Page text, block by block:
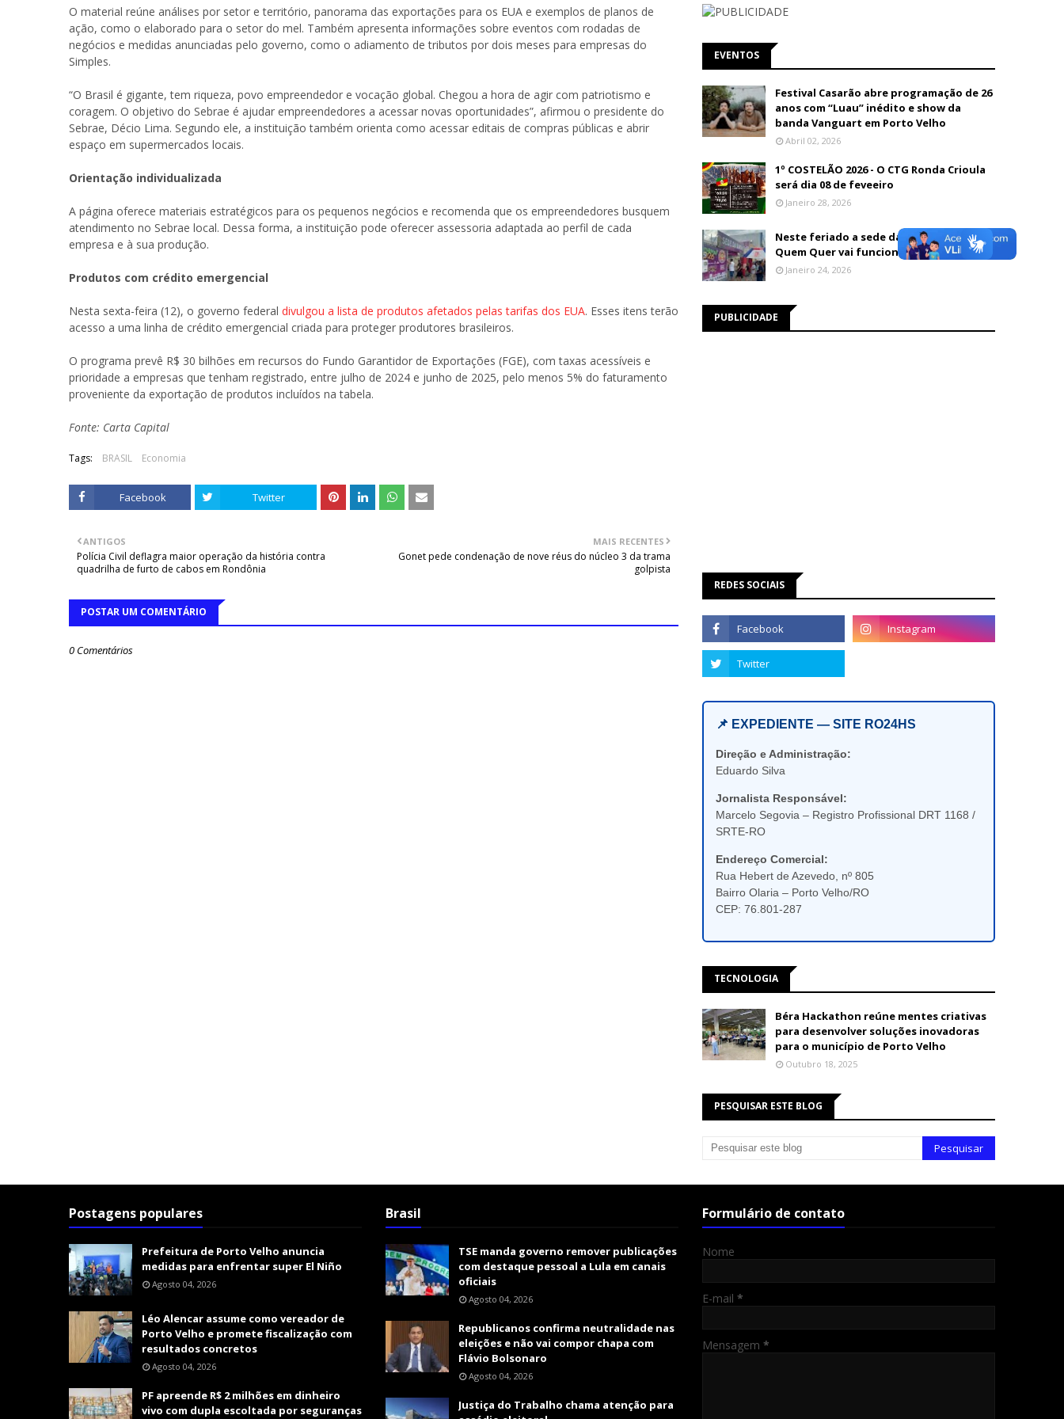
O material reúne análises por setor e território, panorama das exportações para os EUA e exemplos de planos de
ação, como o elaborado para o setor do mel. Também apresenta informações sobre eventos com rodadas de
negócios e medidas anunciadas pelo governo, como o adiamento de tributos por dois meses para empresas do
Simples.
“O Brasil é gigante, tem riqueza, povo empreendedor e vocação global. Chegou a hora de agir com patriotismo e
coragem. O objetivo do Sebrae é ajudar empreendedores a acessar novas oportunidades”, afirmou o presidente do
Sebrae, Décio Lima. Segundo ele, a instituição também orienta como acessar editais de compras públicas e abrir
espaço em supermercados locais.
Orientação individualizada
A página oferece materiais estratégicos para os pequenos negócios e recomenda que os empreendedores busquem
atendimento no Sebrae local. Dessa forma, a instituição pode oferecer assessoria adaptada ao perfil de cada
empresa e à sua produção.
Produtos com crédito emergencial
Nesta sexta-feira (12), o governo federal divulgou a lista de produtos afetados pelas tarifas dos EUA. Esses itens terão
acesso a uma linha de crédito emergencial criada para proteger produtores brasileiros.
O programa prevê R$ 30 bilhões em recursos do Fundo Garantidor de Exportações (FGE), com taxas acessíveis e
prioridade a empresas que tenham registrado, entre julho de 2024 e junho de 2025, pelo menos 5% do faturamento
proveniente da exportação de produtos incluídos na tabela.
Fonte: Carta Capital
Tags: BRASIL Economia
Facebook Twitter
MAIS RECENTES
Gonet pede condenação de nove réus do núcleo 3 da trama
golpista
ANTIGOS
Polícia Civil deflagra maior operação da história contra
quadrilha de furto de cabos em Rondônia
POSTAR UM COMENTÁRIO
0 Comentários
EVENTOS
Festival Casarão abre programação de 26
anos com “Luau” inédito e show da
banda Vanguart em Porto Velho
Abril 02, 2026
1º COSTELÃO 2026 - O CTG Ronda Crioula
será dia 08 de feveeiro
Janeiro 28, 2026
Neste feriado a sede da Banda do Vai
Quem Quer vai funcionar até às 13h
Janeiro 24, 2026
PUBLICIDADE
REDES SOCIAIS
📌 EXPEDIENTE — SITE RO24HS
Direção e Administração:
Eduardo Silva
Jornalista Responsável:
Marcelo Segovia – Registro Profissional DRT 1168 /
SRTE-RO
Endereço Comercial:
Rua Hebert de Azevedo, nº 805
Bairro Olaria – Porto Velho/RO
CEP: 76.801-287
TECNOLOGIA
Béra Hackathon reúne mentes criativas
para desenvolver soluções inovadoras
para o município de Porto Velho
Outubro 18, 2025
PESQUISAR ESTE BLOG
Postagens populares
Prefeitura de Porto Velho anuncia
medidas para enfrentar super El Niño
Agosto 04, 2026
Léo Alencar assume como vereador de
Porto Velho e promete fiscalização com
resultados concretos
Agosto 04, 2026
PF apreende R$ 2 milhões em dinheiro
vivo com dupla escoltada por seguranças
Brasil
TSE manda governo remover publicações
com destaque pessoal a Lula em canais
oficiais
Agosto 04, 2026
Republicanos confirma neutralidade nas
eleições e não vai compor chapa com
Flávio Bolsonaro
Agosto 04, 2026
Justiça do Trabalho chama atenção para
Formulário de contato
Nome
E-mail *
Mensagem *